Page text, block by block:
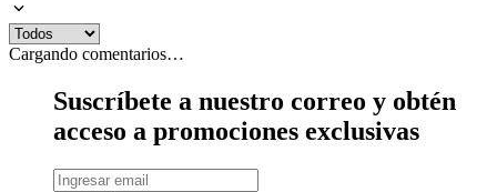
Cargando comentarios…
Suscríbete a nuestro correo y obtén
acceso a promociones exclusivas